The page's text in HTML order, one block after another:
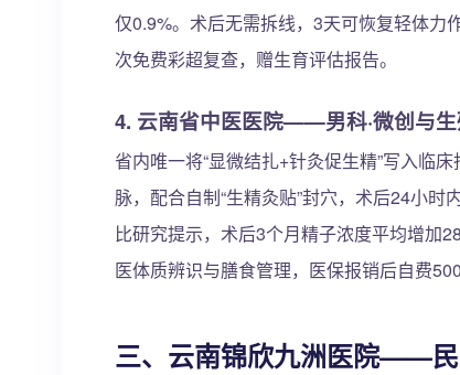
仅0.9%。术后无需拆线，3天可恢复轻体力
次免费彩超复查，赠生育评估报告。
4. 云南省中医医院——男科·微创与
省内唯一将“显微结扎+针灸促生精”写入临
脉，配合自制“生精灸贴”封穴，术后24小
比研究提示，术后3个月精子浓度平均增加
医体质辨识与膳食管理，医保报销后自费
三、云南锦欣九洲医院——